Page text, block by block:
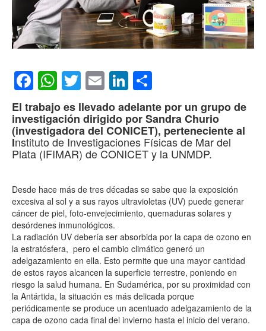
Facebook
WhatsApp
Twitter
EmailLinkedIn
El trabajo es llevado adelante por un grupo de
investigación dirigido por Sandra Churio
(investigadora del CONICET), perteneciente al
Instituto de Investigaciones Físicas de Mar del
Plata (IFIMAR) de CONICET y la UNMDP.
Desde hace más de tres décadas se sabe que la exposición
excesiva al sol y a sus rayos ultravioletas (UV) puede generar
cáncer de piel, foto-envejecimiento, quemaduras solares y
desórdenes inmunológicos.
La radiación UV debería ser absorbida por la capa de ozono en
la estratósfera, pero el cambio climático generó un
adelgazamiento en ella. Esto permite que una mayor cantidad
de estos rayos alcancen la superficie terrestre, poniendo en
riesgo la salud humana. En Sudamérica, por su proximidad con
la Antártida, la situación es más delicada porque
periódicamente se produce un acentuado adelgazamiento de la
capa de ozono cada final del invierno hasta el inicio del verano.